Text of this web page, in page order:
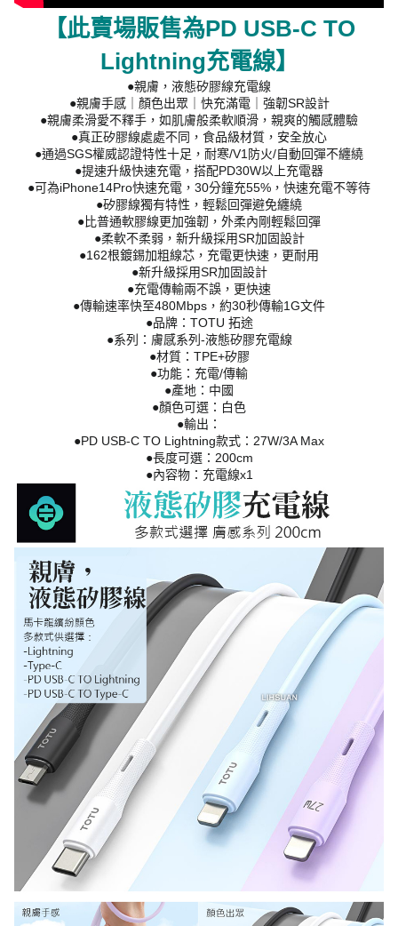
【此賣場販售為PD USB-C TO
Lightning充電線】
●親膚，液態矽膠線充電線
●親膚手感｜顏色出眾｜快充滿電｜強韌SR設計
●親膚柔滑愛不釋手，如肌膚般柔軟順滑，親爽的觸感體驗
●真正矽膠線處處不同，食品級材質，安全放心
●通過SGS權威認證特性十足，耐寒/V1防火/自動回彈不纏繞
●提速升級快速充電，搭配PD30W以上充電器
●可為iPhone14Pro快速充電，30分鐘充55%，快速充電不等待
●矽膠線獨有特性，輕鬆回彈避免纏繞
●比普通軟膠線更加強韌，外柔內剛輕鬆回彈
●柔軟不柔弱，新升級採用SR加固設計
●162根鍍錫加粗線芯，充電更快速，更耐用
●新升級採用SR加固設計
●充電傳輸兩不誤，更快速
●傳輸速率快至480Mbps，約30秒傳輸1G文件
●品牌：TOTU 拓途
●系列：膚感系列-液態矽膠充電線
●材質：TPE+矽膠
●功能：充電/傳輸
●產地：中國
●顏色可選：白色
●輸出：
●PD USB-C TO Lightning款式：27W/3A Max
●長度可選：200cm
●內容物：充電線x1